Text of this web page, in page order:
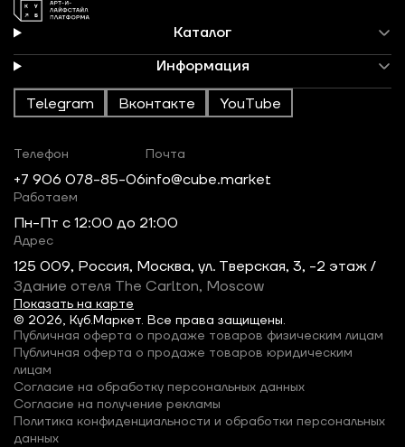
Каталог
Информация
Telegram Вконтакте YouTube
© 2026, Куб.Маркет. Все права защищены.
Телефон
+7 906 078-85-06
Почта
info@cube.market
Работаем
Пн-Пт c 12:00 до 21:00
Адрес
125 009, Россия, Москва, ул. Тверская, 3, -2 этаж /
Здание отеля The Carlton, Moscow
Показать на карте
Публичная оферта о продаже товаров физическим лицам
Публичная оферта о продаже товаров юридическим
лицам
Согласие на обработку персональных данных
Согласие на получение рекламы
Политика конфиденциальности и обработки персональных
данных